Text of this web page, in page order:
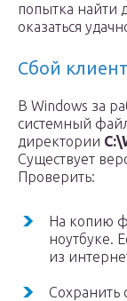
попытка найти
оказаться
Сбой
В Windows за
системный
директории
Существует
Проверить:
На копию
ноутбуке.
из
Сохранить